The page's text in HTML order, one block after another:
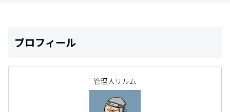
プロフィール
管理人リルム